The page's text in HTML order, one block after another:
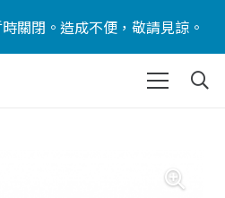
關閉。造成不便，敬請見諒。